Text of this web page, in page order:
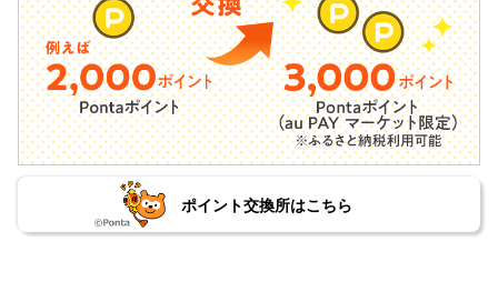
ポイント交換所はこちら